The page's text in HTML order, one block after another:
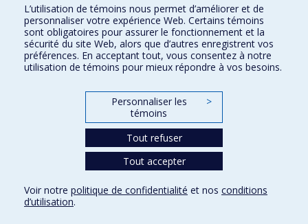
Nous trouver
Plan du site
Accessibilité
Conditions d’utilisation
L’utilisation de témoins nous permet d’améliorer et de
personnaliser votre expérience Web. Certains témoins
sont obligatoires pour assurer le fonctionnement et la
sécurité du site Web, alors que d’autres enregistrent vos
préférences. En acceptant tout, vous consentez à notre
utilisation de témoins pour mieux répondre à vos besoins.
Personnaliser les
témoins
>
Tout refuser
Tout accepter
Voir notre politique de confidentialité et nos conditions
d’utilisation.